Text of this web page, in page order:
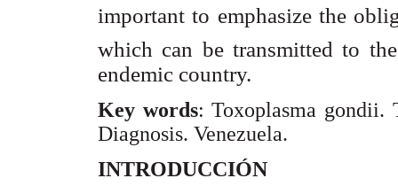
important to emphasize the
which can be transmitted to
endemic country.
Key words: Toxoplasma gondii.
Diagnosis. Venezuela.
INTRODUCCIÓN